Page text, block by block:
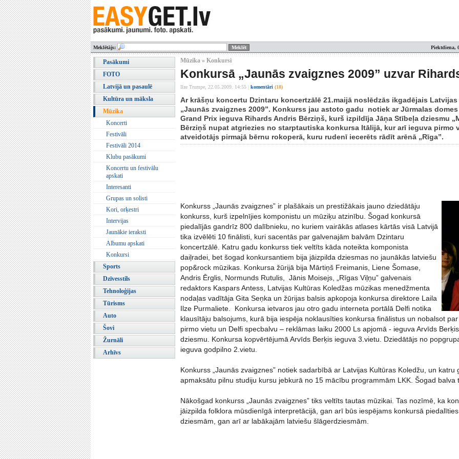
Piektdiena,
Meklētājs:
Pasākumi
FOTO
Latvijā un pasaulē
Kultūra un māksla
Mūzika
Koncerti
Festivāli
Festivāli 2014
Klubu pasākumi
Koncertu un festivālu
apskati
Interesanti
Grupas un solisti
Kori, orķestri
Intervijas
Jaunākie ieraksti
Albumu apskati
Konkursi
Sports
Dzīvesstils
Tehnoloģijas
Tūrisms
Auto
Šovi
Žurnāli
Arhīvs
Mūzika » Konkursi
Konkursā „Jaunās zvaigznes 2009” uzvar
Ilze Trumpe, 22.05.2009. 14:55 komentāri (18)
Ar krāšņu koncertu Dzintaru koncertzālē 21.maijā noslēdzās ikgadējais
„Jaunās zvaigznes 2009”. Konkurss jau astoto gadu notiek ar Jūrmalas
Grand Prix ieguva Rihards Andris Bērziņš, kurš izpildīja Jāņa Stībeļa dziesmu
Bērziņš nupat atgriezies no starptautiska konkursa Itālijā, kur arī ieguva pirmo
atveidotājs pirmajā bērnu rokoperā, kuru rudenī iecerēts rādīt arēnā „Rīga”.
Konkurss „Jaunās zvaigznes” ir plašākais un prestižākais jauno dziedātāju
konkurss, kurš izpelnījies komponistu un mūziķu atzinību. Šogad konkursā
piedalījās gandrīz 800 dalībnieku, no kuriem vairākās atlases kārtās visā Latvijā
tika izvēlēti 10 finālisti, kuri sacentās par galvenajām balvām Dzintaru
koncertzālē. Katru gadu konkurss tiek veltīts kāda noteikta komponista
daiļradei, bet šogad konkursantiem bija jāizpilda dziesmas no jaunākās latviešu
pop&rock mūzikas. Konkursa žūrijā bija Mārtiņš Freimanis, Liene Šomase,
Andris Ērglis, Normunds Rutulis, Jānis Moisejs, „Rīgas Viļņu” galvenais
redaktors Kaspars Antess, Latvijas Kultūras Koledžas mūzikas menedžmenta
nodaļas vadītāja Gita Seņka un žūrijas balsis apkopoja konkursa direktore Laila
Ilze Purmaliete. Konkursa ietvaros jau otro gadu interneta portālā Delfi notika
klausītāju balsojums, kurā bija iespēja noklausīties konkursa finālistus un nobalsot
pirmo vietu un Delfi specbalvu – reklāmas laiku 2000 Ls apjomā - ieguva Arvīds
dziesmu. Konkursa kopvērtējumā Arvīds Berķis ieguva 3.vietu. Dziedātājs no
ieguva godpilno 2.vietu.
Konkurss „Jaunās zvaigznes” notiek sadarbībā ar Latvijas Kultūras Koledžu, un
apmaksātu pilnu studiju kursu jebkurā no 15 mācību programmām LKK. Šogad balva
Nākošgad konkurss „Jaunās zvaigznes” tiks veltīts tautas mūzikai. Tas nozīmē, ka
jāizpilda folklora mūsdienīgā interpretācijā, gan arī būs iespējams konkursā
dziesmām, gan arī ar labākajām latviešu šlāgerdziesmām.